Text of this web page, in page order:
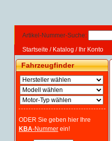
Artikel-Nummer-Suche:
Startseite / Katalog / Ihr Konto
Fahrzeugfinder
ODER Sie geben hier Ihre
KBA-Nummer ein!